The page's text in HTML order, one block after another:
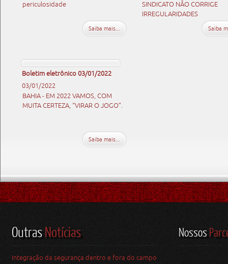
periculosidade
Saiba mais...
SINDICATO NÃO CORRIGE
IRREGULARIDADES
Saiba
Boletim eletrônico 03/01/2022
03/01/2022
BAHIA - EM 2022 VAMOS, COM
MUITA CERTEZA, “VIRAR O JOGO”.
Saiba mais...
OutrasNotícias
Integração da segurança dentro e fora do campo
Nossos